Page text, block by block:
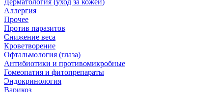
Дерматология (уход за кожей)
Аллергия
Прочее
Против паразитов
Снижение веса
Кроветворение
Офтальмология (глаза)
Антибиотики и противомикробные
Гомеопатия и фитопрепараты
Эндокринология
Варикоз